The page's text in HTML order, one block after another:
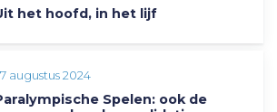
het hoofd, in het lijf
augustus 2024
Spelen: ook de